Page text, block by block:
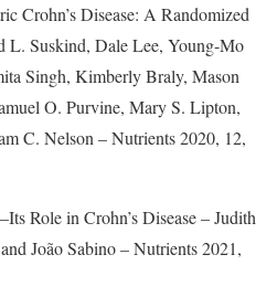
Crohn’s Disease: A Randomized
L. Suskind, Dale Lee, Young-Mo
Singh, Kimberly Braly, Mason
O. Purvine, Mary S. Lipton,
C. Nelson – Nutrients 2020, 12,
Role in Crohn’s Disease – Judith
João Sabino – Nutrients 2021,